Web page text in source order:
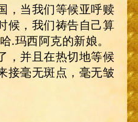
，当我们等候亚呼赎
候，我们祷告自己算
.玛西阿克的新娘。
，并且在热切地等候
接毫无斑点，毫无皱